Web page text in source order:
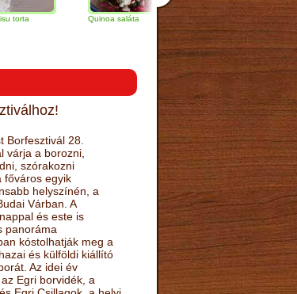
Quinoa saláta Mandulás kifli
Borfesztivál 28.
várja a borozni,
szórakozni
főváros egyik
helyszínén, a
Várban. A
és este is
panoráma
kóstolhatják meg a
és külföldi kiállító
Az idei év
Egri borvidék, a